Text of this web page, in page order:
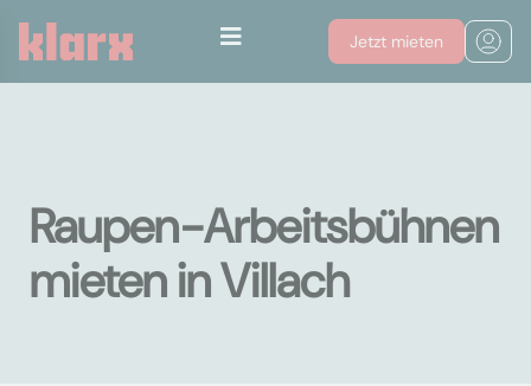
Jetzt mieten
Raupen-Arbeitsbühnen
mieten in Villach